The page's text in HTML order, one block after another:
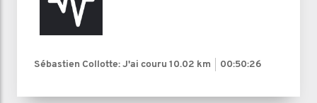
Sébastien Collotte: J'ai couru 10.02 km 00:50:26